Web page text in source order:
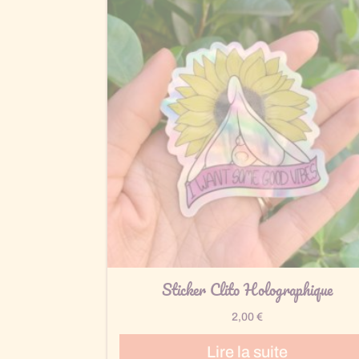
Sticker Clito Holographique
2,00€
Lire la suite